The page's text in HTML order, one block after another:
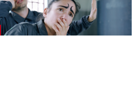
SCOPRI DI PIÙ